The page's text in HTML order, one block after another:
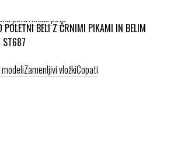
POLETNI BELI Z ČRNIMI PIKAMI IN BELIM
ST687
petaVisoka peta
Zamenljivi vložkiCopati